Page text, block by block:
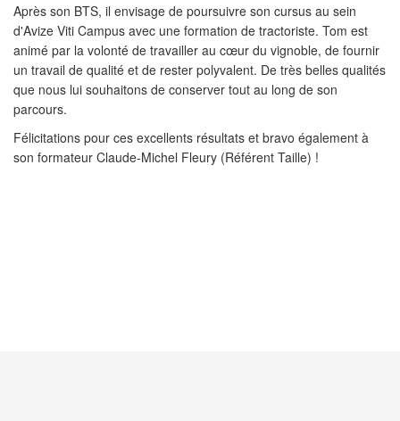
Après son BTS, il envisage de poursuivre son cursus au sein
d'Avize Viti Campus avec une formation de tractoriste. Tom est
animé par la volonté de travailler au cœur du vignoble, de fournir
un travail de qualité et de rester polyvalent. De très belles qualités
que nous lui souhaitons de conserver tout au long de son
parcours.
Félicitations pour ces excellents résultats et bravo également à
son formateur Claude-Michel Fleury (Référent Taille) !